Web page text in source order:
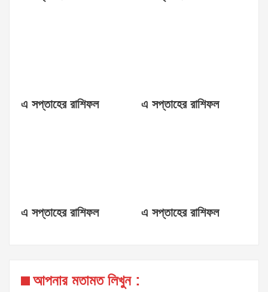
এ সপ্তাহের রাশিফল এ সপ্তাহের রাশিফল
এ সপ্তাহের রাশিফল এ সপ্তাহের রাশিফল
আপনার মতামত লিখুন :